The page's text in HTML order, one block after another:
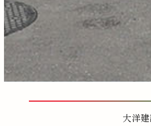
大洋